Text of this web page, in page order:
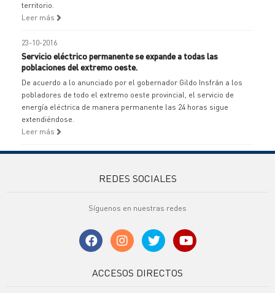
territorio.
Leer más
23-10-2016
Servicio eléctrico permanente se expande a todas las
poblaciones del extremo oeste.
De acuerdo a lo anunciado por el gobernador Gildo Insfrán a los
pobladores de todo el extremo oeste provincial, el servicio de
energía eléctrica de manera permanente las 24 horas sigue
extendiéndose.
Leer más
REDES SOCIALES
Síguenos en nuestras redes
ACCESOS DIRECTOS